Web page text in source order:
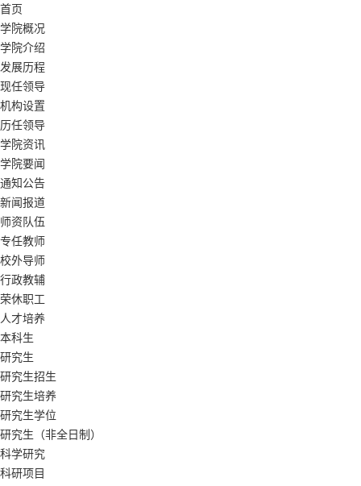
首页
学院概况
学院介绍
发展历程
现任领导
机构设置
历任领导
学院资讯
学院要闻
通知公告
新闻报道
师资队伍
专任教师
校外导师
行政教辅
荣休职工
人才培养
本科生
研究生
研究生招生
研究生培养
研究生学位
研究生（非全日制）
科学研究
科研项目